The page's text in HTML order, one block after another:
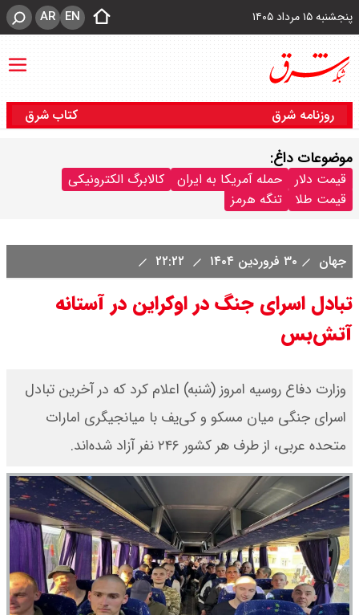
پنجشنبه ۱۵ مرداد ۱۴۰۵ EN
AR
روزنامه شرق کتاب شرق
موضوعات داغ:
قیمت دلار حمله آمریکا به ایران
کالابرگ الکترونیکی
قیمت طلا
تنگه هرمز
جهان ۳۰ فروردین ۱۴۰۴
تبادل اسرای جنگ در اوکراین در آستانه
آتش‌بس
وزارت دفاع روسیه امروز (شنبه) اعلام کرد که در آخرین تبادل
اسرای جنگی میان مسکو و کی‌یف با میانجیگری امارات
متحده عربی، از طرف هر کشور ۲۴۶ نفر آزاد شده‌اند.